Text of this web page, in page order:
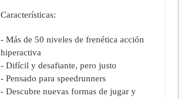
Características:
- Más de 50 niveles de frenética acción
hiperactiva
- Difícil y desafiante, pero justo
- Pensado para speedrunners
- Descubre nuevas formas de jugar y